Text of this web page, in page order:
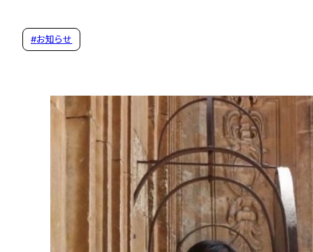
#お知らせ